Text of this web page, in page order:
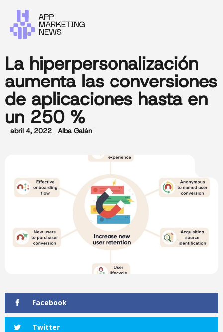
La hiperpersonalización
aumenta las conversiones
de aplicaciones hasta en
un 250 %
abril 4, 2022 Alba Galán
Facebook
Twitter